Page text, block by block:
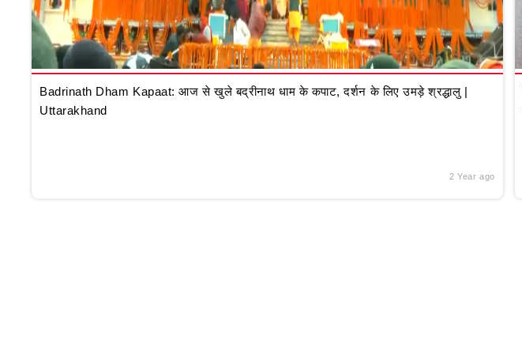
Badrinath Dham Kapaat: आज से खुले बद्रीनाथ धाम के कपाट, दर्शन के लिए उमड़े श्रद्धालु |
Uttarakhand
2 Year ago